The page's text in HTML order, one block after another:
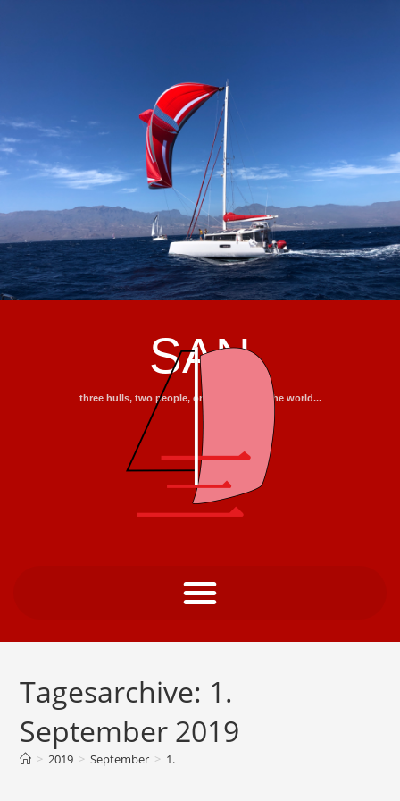
SAN
three hulls, two people, one trip around the world...
Tagesarchive: 1.
September 2019
> 2019 > September > 1.